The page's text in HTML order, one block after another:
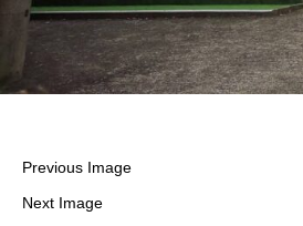
Previous Image
Next Image